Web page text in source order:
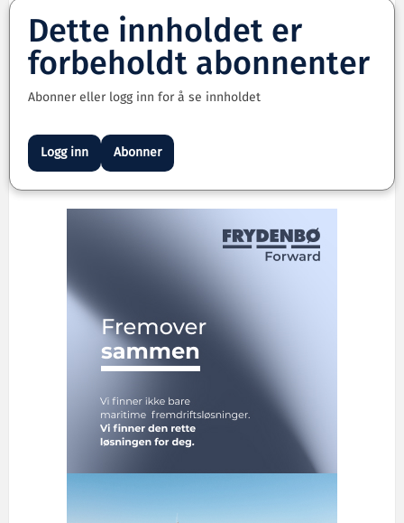
Dette innholdet er
forbeholdt abonnenter
Abonner eller logg inn for å se innholdet
Logg inn Abonner